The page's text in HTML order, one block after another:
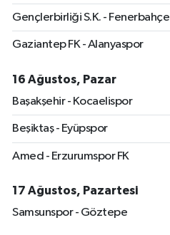
Gençlerbirliği S.K. - Fenerbahçe
Gaziantep FK - Alanyaspor
16 Ağustos, Pazar
Başakşehir - Kocaelispor
Beşiktaş - Eyüpspor
Amed - Erzurumspor FK
17 Ağustos, Pazartesi
Samsunspor - Göztepe